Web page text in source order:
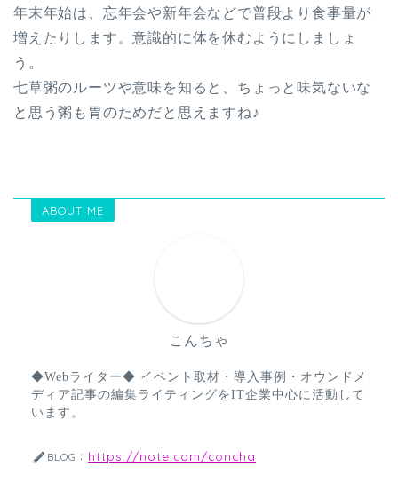
年末年始は、忘年会や新年会などで普段より食事量が
増えたりします。意識的に体を休むようにしましょ
う。
七草粥のルーツや意味を知ると、ちょっと味気ないな
と思う粥も胃のためだと思えますね♪
ABOUT ME
こんちゃ
◆Webライター◆ イベント取材・導入事例・オウンドメ
ディア記事の編集ライティングをIT企業中心に活動して
います。
BLOG： https://note.com/concha